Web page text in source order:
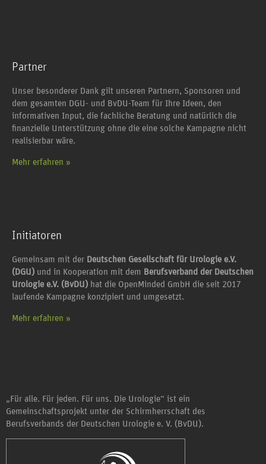
Partner
Unser besonderer Dank gilt unseren Partnern, Sponsoren und
dem gesamten DGU- und BvDU-Team für Ihre Ideen, den
informativen Input, die fachliche Beratung und natürlich die
finanzielle Unterstützung ohne die eine solche Kampagne nicht
realisierbar wäre.
Mehr erfahren »
Initiatoren
Gemeinsam mit der Deutschen Gesellschaft für Urologie e.V.
(DGU) und in Kooperation mit dem Berufsverband der Deutschen
Urologie e.V. (BvDU) hat die OpenMinded GmbH die seit 2017
laufende Kampagne konzipiert und umgesetzt.
Mehr erfahren »
„Für alle. Für jeden. Für uns. Die Urologie“ ist ein
Gemeinschaftsprojekt unter der Schirmherrschaft des
Berufsverbands der Deutschen Urologie e. V. (BvDU).